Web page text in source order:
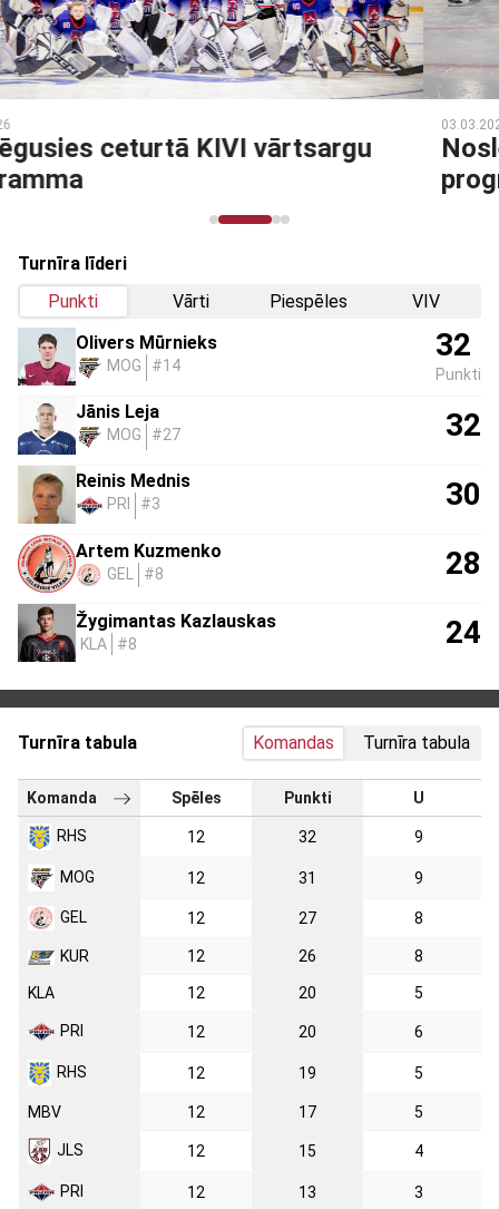
Noslēdzies Talantu Izcilības
programmas otrais posms
Turnīra līderi
Punkti
Vārti Piespēles
VIV
Olivers Mūrnieks
MOG #14
32
Punkti
Jānis Leja
MOG #27 32
Reinis Mednis
PRI #3 30
Artem Kuzmenko
GEL #8 28
Žygimantas Kazlauskas
KLA #8 24
Turnīra tabula Komandas Turnīra tabula
Komanda Spēles Punkti U
RHS 12 32 9
MOG 12 31 9
GEL 12 27 8
KUR 12 26 8
KLA 12 20 5
PRI 12 20 6
RHS 12 19 5
MBV 12 17 5
JLS 12 15 4
PRI 12 13 3